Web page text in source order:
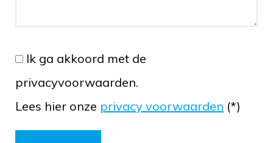
Ik ga akkoord met de
privacyvoorwaarden.
Lees hier onze privacy voorwaarden (*)